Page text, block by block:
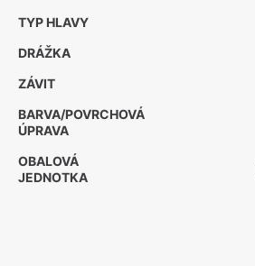
TYP HLAVY
DRÁŽKA
ZÁVIT
BARVA/POVRCHOVÁ
ÚPRAVA
OBALOVÁ
JEDNOTKA